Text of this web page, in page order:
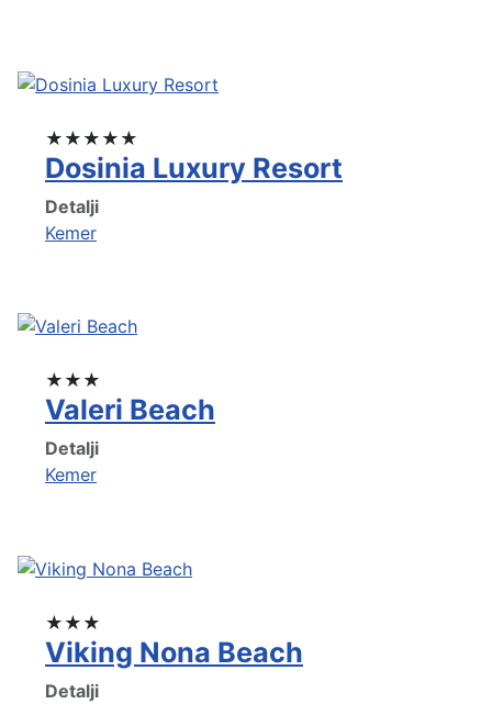
★★★★★
Dosinia Luxury Resort
Detalji
Kemer
★★★
Valeri Beach
Detalji
Kemer
★★★
Viking Nona Beach
Detalji